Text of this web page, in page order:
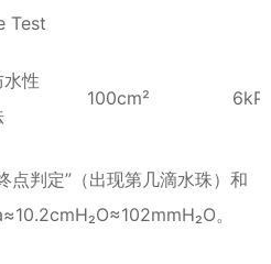
Test
性
100cm²
点判定”（出现第几滴水珠）和
。